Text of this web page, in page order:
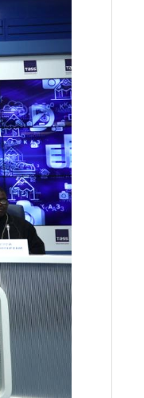
von Moskau
Rus' KIRILL
wandte sich
der örtlichen
Kirchen,
mit der
eines
Verbot